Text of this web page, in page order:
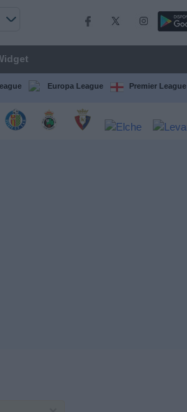
Europa League Premier League